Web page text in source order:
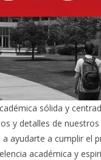
sólida y
detalles de
ayudarte a cumplir el
académica y